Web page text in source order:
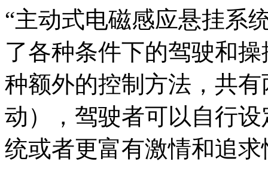
“主动式电磁感应悬挂系
了各种条件下的驾驶和
种额外的控制方法，共
动），驾驶者可以自行
统或者更富有激情和追